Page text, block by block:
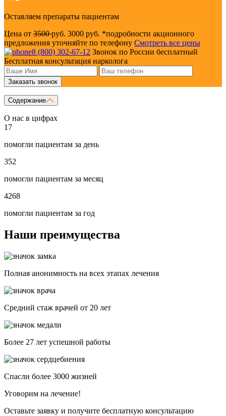
Оставляем препараты пациентам
Цена от 3500руб. 3000 руб. *подробности акционного
предложения уточняйте по телефону Смотреть все цены
8 (800) 302-67-12 Звонок по России бесплатный
Бесплатная консультация нарколога
Заказать звонок
Содержание
О нас в цифрах
17
помогли пациентам за день
352
помогли пациентам за месяц
4268
помогли пациентам за год
Наши преимущества
Полная анонимность на всех этапах лечения
Средний стаж врачей от 20 лет
Более 27 лет успешной работы
Спасли более 3000 жизней
Уговорим на лечение!
Оставьте заявку и получите бесплатную консультацию